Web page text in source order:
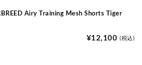
Airy Training Mesh Shorts Tiger
¥12,100 (税込)